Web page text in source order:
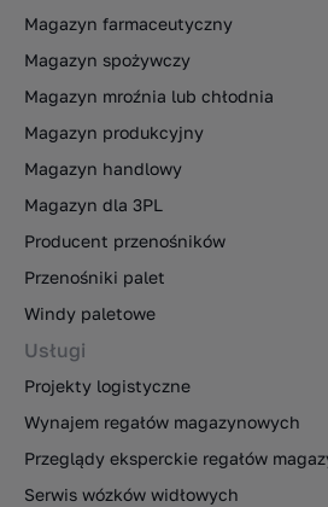
Magazyn farmaceutyczny
Magazyn spożywczy
Magazyn mroźnia lub chłodnia
Magazyn produkcyjny
Magazyn handlowy
Magazyn dla 3PL
Producent przenośników
Przenośniki palet
Windy paletowe
Usługi
Projekty logistyczne
Wynajem regałów magazynowych
Przeglądy eksperckie regałów
Serwis wózków widłowych